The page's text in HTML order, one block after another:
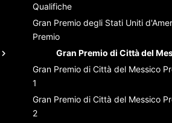
Qualifiche
Gran Premio degli Stati Uniti
Premio
Gran Premio di Città del
Gran Premio di Città del Messico
1
Gran Premio di Città del Messico
2